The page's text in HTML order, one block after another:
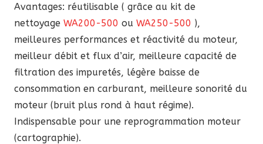
Avantages: réutilisable ( grâce au kit de
nettoyage WA200-500 ou WA250-500 ),
meilleures performances et réactivité du moteur,
meilleur débit et flux d’air, meilleure capacité de
filtration des impuretés, légère baisse de
consommation en carburant, meilleure sonorité du
moteur (bruit plus rond à haut régime).
Indispensable pour une reprogrammation moteur
(cartographie).